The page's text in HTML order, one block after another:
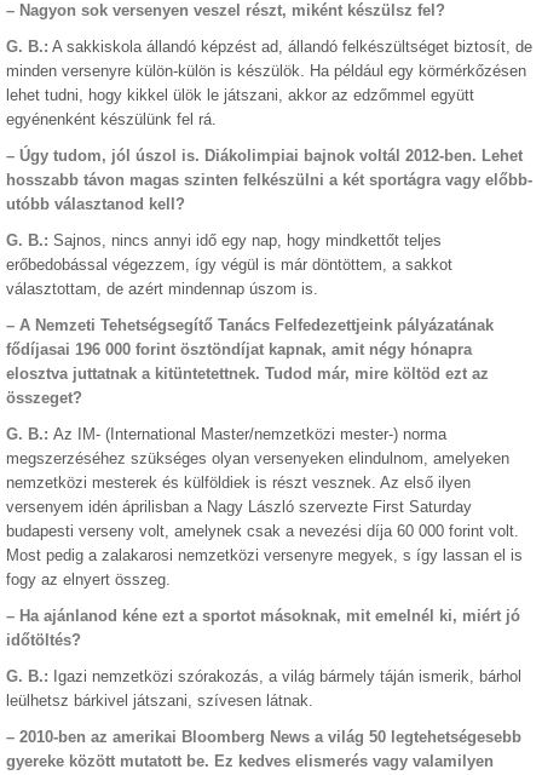
– Nagyon sok versenyen veszel részt, miként készülsz fel?
G. B.: A sakkiskola állandó képzést ad, állandó felkészültséget biztosít, de
minden versenyre külön-külön is készülök. Ha például egy körmérkőzésen
lehet tudni, hogy kikkel ülök le játszani, akkor az edzőmmel együtt
egyénenként készülünk fel rá.
– Úgy tudom, jól úszol is. Diákolimpiai bajnok voltál 2012-ben. Lehet
hosszabb távon magas szinten felkészülni a két sportágra vagy előbb-
utóbb választanod kell?
G. B.: Sajnos, nincs annyi idő egy nap, hogy mindkettőt teljes
erőbedobással végezzem, így végül is már döntöttem, a sakkot
választottam, de azért mindennap úszom is.
– A Nemzeti Tehetségsegítő Tanács Felfedezettjeink pályázatának
fődíjasai 196 000 forint ösztöndíjat kapnak, amit négy hónapra
elosztva juttatnak a kitüntetettnek. Tudod már, mire költöd ezt az
összeget?
G. B.: Az IM- (International Master/nemzetközi mester-) norma
megszerzéséhez szükséges olyan versenyeken elindulnom, amelyeken
nemzetközi mesterek és külföldiek is részt vesznek. Az első ilyen
versenyem idén áprilisban a Nagy László szervezte First Saturday
budapesti verseny volt, amelynek csak a nevezési díja 60 000 forint volt.
Most pedig a zalakarosi nemzetközi versenyre megyek, s így lassan el is
fogy az elnyert összeg.
– Ha ajánlanod kéne ezt a sportot másoknak, mit emelnél ki, miért jó
időtöltés?
G. B.: Igazi nemzetközi szórakozás, a világ bármely táján ismerik, bárhol
leülhetsz bárkivel játszani, szívesen látnak.
– 2010-ben az amerikai Bloomberg News a világ 50 legtehetségesebb
gyereke között mutatott be. Ez kedves elismerés vagy valamilyen